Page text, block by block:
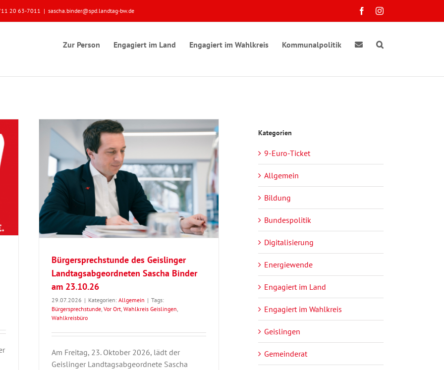
20 63-7011 | sascha.binder@spd.landtag-bw.de FacebookInstagram
Zur Person Engagiert im Land Engagiert im Wahlkreis Kommunalpolitik
Bürgersprechstunde des Geislinger
Landtagsabgeordneten Sascha Binder
am 23.10.26
29.07.2026 | Kategorien: Allgemein | Tags:
Bürgersprechstunde, Vor Ort, Wahlkreis Geislingen,
Wahlkreisbüro
Am Freitag, 23. Oktober 2026, lädt der
Geislinger Landtagsabgeordnete Sascha
Kategorien
9-Euro-Ticket
Allgemein
Bildung
Bundespolitik
Digitalisierung
Energiewende
Engagiert im Land
Engagiert im Wahlkreis
Geislingen
Gemeinderat